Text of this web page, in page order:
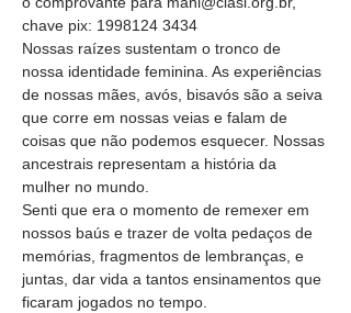
chave pix: 1998124 3434
Nossas raízes sustentam o tronco de
nossa identidade feminina. As experiências
de nossas mães, avós, bisavós são a seiva
que corre em nossas veias e falam de
coisas que não podemos esquecer. Nossas
ancestrais representam a história da
mulher no mundo.
Senti que era o momento de remexer em
nossos baús e trazer de volta pedaços de
memórias, fragmentos de lembranças, e
juntas, dar vida a tantos ensinamentos que
ficaram jogados no tempo.